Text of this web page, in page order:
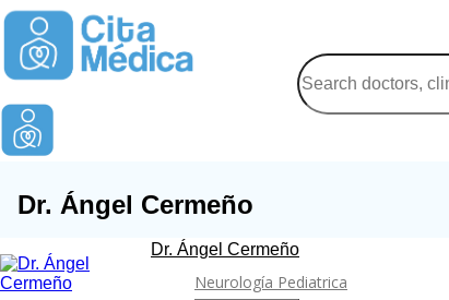
Dr. Ángel Cermeño
Dr. Ángel Cermeño
Neurología Pediatrica